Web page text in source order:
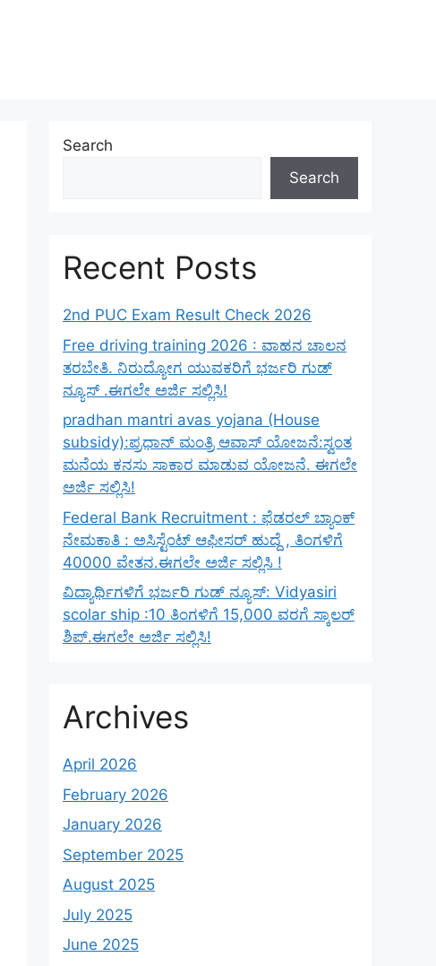
Search
Search
Recent Posts
2nd PUC Exam Result Check 2026
Free driving training 2026 : ವಾಹನ ಚಾಲನ
ತರಬೇತಿ. ನಿರುದ್ಯೋಗ ಯುವಕರಿಗೆ ಭರ್ಜರಿ ಗುಡ್
ನ್ಯೂಸ್ .ಈಗಲೇ ಅರ್ಜಿ ಸಲ್ಲಿಸಿ!
pradhan mantri avas yojana (House
subsidy):ಪ್ರಧಾನ್ ಮಂತ್ರಿ ಆವಾಸ್ ಯೋಜನೆ:ಸ್ವಂತ
ಮನೆಯ ಕನಸು ಸಾಕಾರ ಮಾಡುವ ಯೋಜನೆ. ಈಗಲೇ
ಅರ್ಜಿ ಸಲ್ಲಿಸಿ!
Federal Bank Recruitment : ಫೆಡರಲ್ ಬ್ಯಾಂಕ್
ನೇಮಕಾತಿ : ಅಸಿಸ್ಟೆಂಟ್ ಆಫೀಸರ್ ಹುದ್ದೆ , ತಿಂಗಳಿಗೆ
40000 ವೇತನ.ಈಗಲೇ ಅರ್ಜಿ ಸಲ್ಲಿಸಿ !
ವಿದ್ಯಾರ್ಥಿಗಳಿಗೆ ಭರ್ಜರಿ ಗುಡ್ ನ್ಯೂಸ್: Vidyasiri
scolar ship :10 ತಿಂಗಳಿಗೆ 15,000 ವರಗೆ ಸ್ಕಾಲರ್
ಶಿಪ್.ಈಗಲೇ ಅರ್ಜಿ ಸಲ್ಲಿಸಿ!
Archives
April 2026
February 2026
January 2026
September 2025
August 2025
July 2025
June 2025